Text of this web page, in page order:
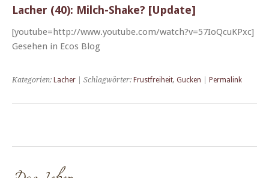
Lacher (40): Milch-Shake? [Update]
[youtube=http://www.youtube.com/watch?v=57IoQcuKPxc]
Gese­hen in Ecos Blog
Kategorien: Lacher | Schlagwörter: Frustfreiheit, Gucken Permalink